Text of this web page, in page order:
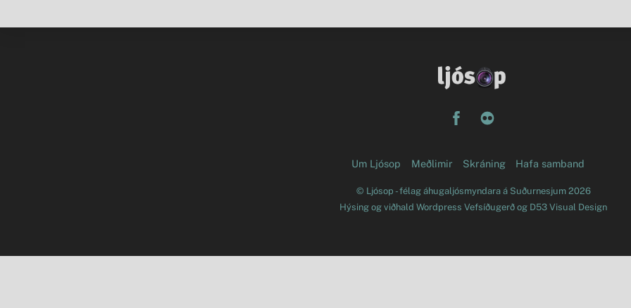
Facebook
Um Ljósop Meðlimir Skráning Hafa samband
© Ljósop - félag áhugaljósmyndara á Suðurnesjum2026
Hýsing og viðhald Wordpress Vefsíðugerð og D53 Visual Design